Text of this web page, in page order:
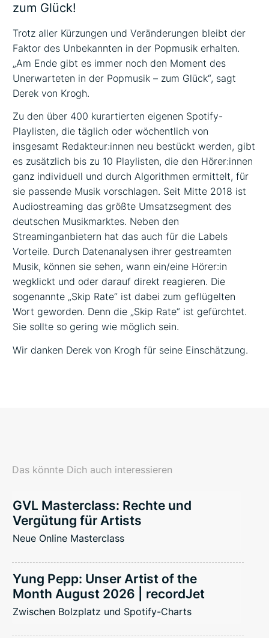
zum Glück!
Trotz aller Kürzungen und Veränderungen bleibt der
Faktor des Unbekannten in der Popmusik erhalten.
„Am Ende gibt es immer noch den Moment des
Unerwarteten in der Popmusik – zum Glück“, sagt
Derek von Krogh.
Zu den über 400 kurartierten eigenen Spotify-
Playlisten, die täglich oder wöchentlich von
insgesamt Redakteur:innen neu bestückt werden, gibt
es zusätzlich bis zu 10 Playlisten, die den Hörer:innen
ganz individuell und durch Algorithmen ermittelt, für
sie passende Musik vorschlagen. Seit Mitte 2018 ist
Audiostreaming das größte Umsatzsegment des
deutschen Musikmarktes. Neben den
Streaminganbietern hat das auch für die Labels
Vorteile. Durch Datenanalysen ihrer gestreamten
Musik, können sie sehen, wann ein/eine Hörer:in
wegklickt und oder darauf direkt reagieren. Die
sogenannte „Skip Rate“ ist dabei zum geflügelten
Wort geworden. Denn die „Skip Rate“ ist gefürchtet.
Sie sollte so gering wie möglich sein.
Wir danken Derek von Krogh für seine Einschätzung.
Das könnte Dich auch interessieren
GVL Masterclass: Rechte und
Vergütung für Artists
Neue Online Masterclass
Yung Pepp: Unser Artist of the
Month August 2026 | recordJet
Zwischen Bolzplatz und Spotify-Charts